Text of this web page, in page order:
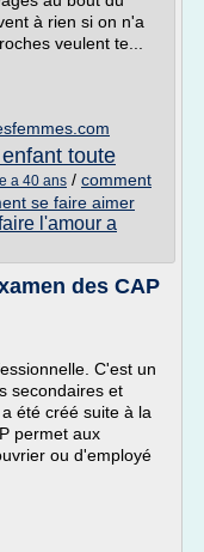
à rien si on n'a
veulent te...
toute
a 40 ans / comment
se faire aimer
l'amour a
des CAP
C'est un
secondaires et
été créé suite à la
permet aux
ou d'employé